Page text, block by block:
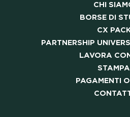
LAVORA
CHI
BORSE DI
CX
PARTNERSHIP
LAVORA
STAMPA
PAGAMENTI